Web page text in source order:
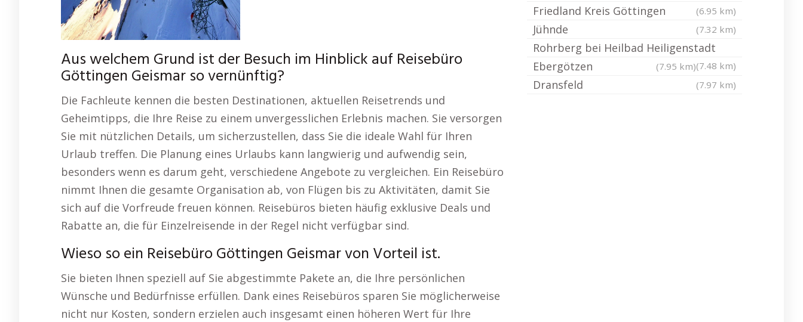
Aus welchem Grund ist der Besuch im Hinblick auf Reisebüro
Göttingen Geismar so vernünftig?
Die Fachleute kennen die besten Destinationen, aktuellen Reisetrends und
Geheimtipps, die Ihre Reise zu einem unvergesslichen Erlebnis machen. Sie versorgen
Sie mit nützlichen Details, um sicherzustellen, dass Sie die ideale Wahl für Ihren
Urlaub treffen. Die Planung eines Urlaubs kann langwierig und aufwendig sein,
besonders wenn es darum geht, verschiedene Angebote zu vergleichen. Ein Reisebüro
nimmt Ihnen die gesamte Organisation ab, von Flügen bis zu Aktivitäten, damit Sie
sich auf die Vorfreude freuen können. Reisebüros bieten häufig exklusive Deals und
Rabatte an, die für Einzelreisende in der Regel nicht verfügbar sind.
Wieso so ein Reisebüro Göttingen Geismar von Vorteil ist.
Sie bieten Ihnen speziell auf Sie abgestimmte Pakete an, die Ihre persönlichen
Wünsche und Bedürfnisse erfüllen. Dank eines Reisebüros sparen Sie möglicherweise
nicht nur Kosten, sondern erzielen auch insgesamt einen höheren Wert für Ihre
Friedland Kreis Göttingen (6.95 km)
Jühnde (7.32 km)
Rohrberg bei Heilbad Heiligenstadt
(7.48 km)
Ebergötzen (7.95 km)
Dransfeld (7.97 km)